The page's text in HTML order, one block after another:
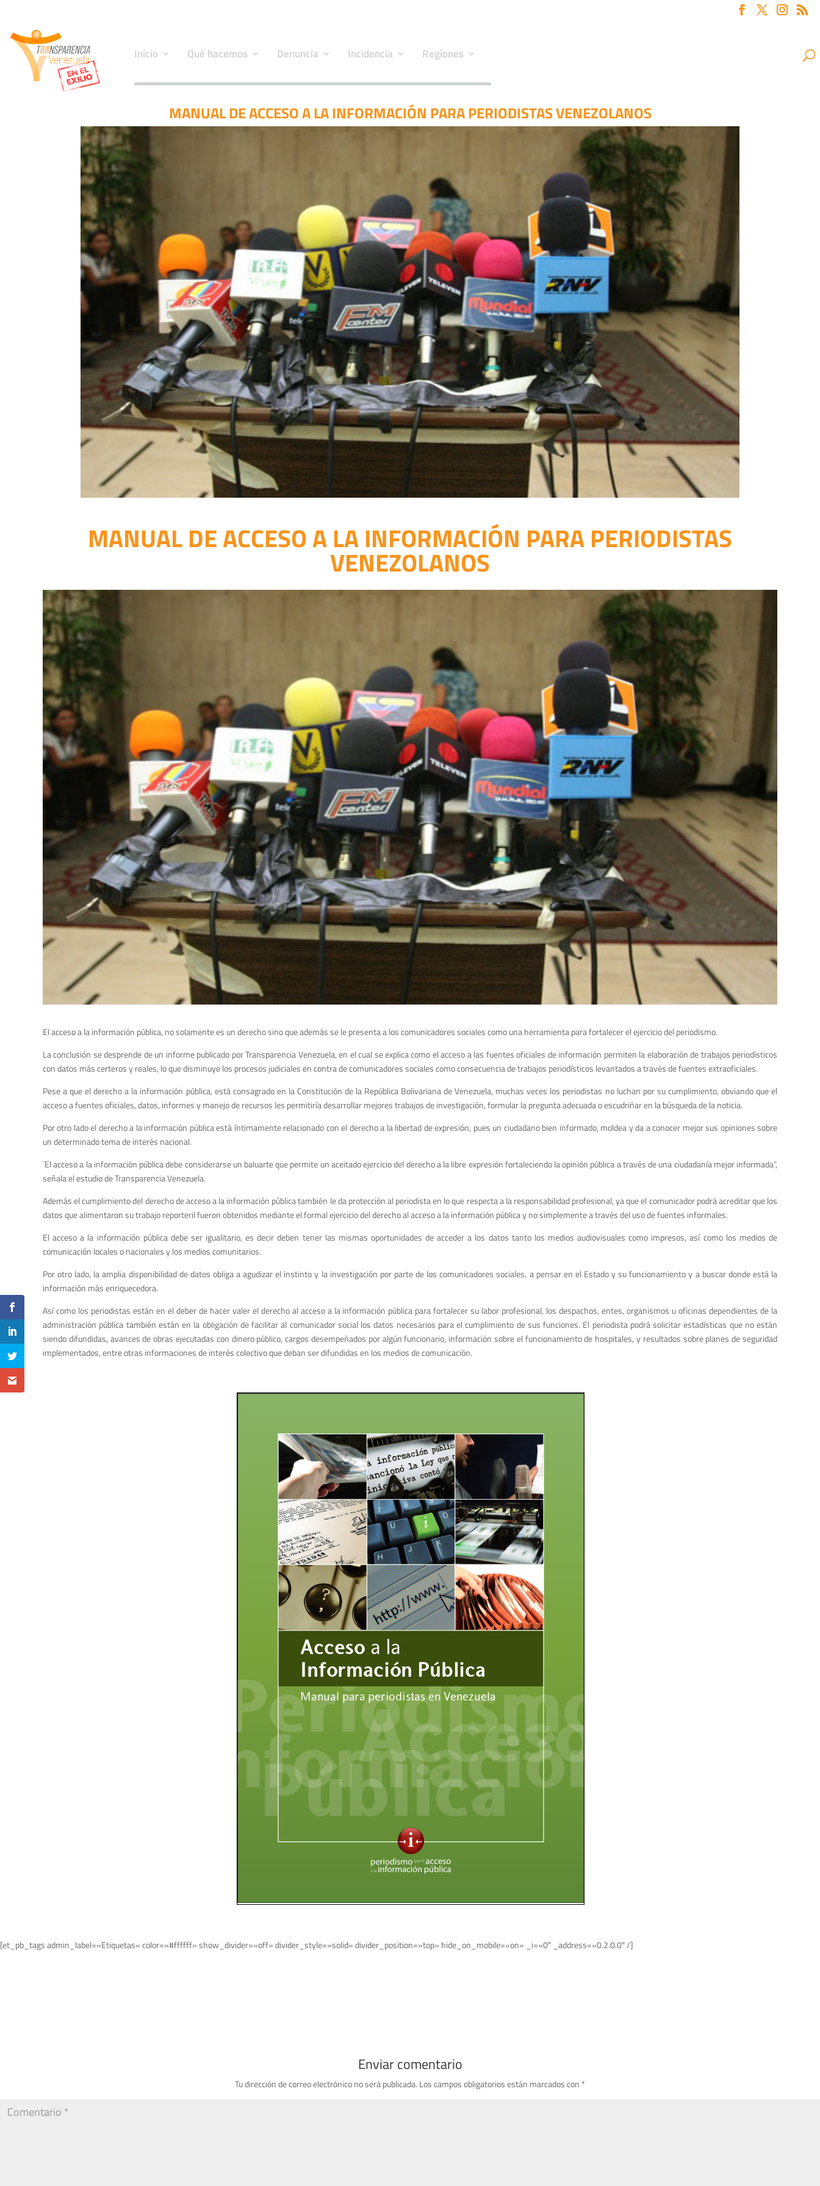
Inicio Qué hacemos Denuncia Incidencia Regiones
MANUAL DE ACCESO A LA INFORMACIÓN PARA PERIODISTAS VENEZOLANOS
MANUAL DE ACCESO A LA INFORMACIÓN PARA PERIODISTAS
VENEZOLANOS
El acceso a la información pública, no solamente es un derecho sino que además se le presenta a los comunicadores sociales como una herramienta para fortalecer el ejercicio del periodismo.
La conclusión se desprende de un informe publicado por Transparencia Venezuela, en el cual se explica como el acceso a las fuentes oficiales de información permiten la elaboración de trabajos periodísticos
con datos más certeros y reales, lo que disminuye los procesos judiciales en contra de comunicadores sociales como consecuencia de trabajos periodísticos levantados a través de fuentes extraoficiales.
Pese a que el derecho a la información pública, está consagrado en la Constitución de la República Bolivariana de Venezuela, muchas veces los periodistas no luchan por su cumplimiento, obviando que el
acceso a fuentes oficiales, datos, informes y manejo de recursos les permitiría desarrollar mejores trabajos de investigación, formular la pregunta adecuada o escudriñar en la búsqueda de la noticia.
Por otro lado el derecho a la información pública está íntimamente relacionado con el derecho a la libertad de expresión, pues un ciudadano bien informado, moldea y da a conocer mejor sus opiniones sobre
un determinado tema de interés nacional.
¨El acceso a la información pública debe considerarse un baluarte que permite un aceitado ejercicio del derecho a la libre expresión fortaleciendo la opinión pública a través de una ciudadanía mejor informada”,
señala el estudio de Transparencia Venezuela.
Además el cumplimiento del derecho de acceso a la información pública también le da protección al periodista en lo que respecta a la responsabilidad profesional, ya que el comunicador podrá acreditar que los
datos que alimentaron su trabajo reporteril fueron obtenidos mediante el formal ejercicio del derecho al acceso a la información pública y no simplemente a través del uso de fuentes informales.
El acceso a la información pública debe ser igualitario, es decir deben tener las mismas oportunidades de acceder a los datos tanto los medios audiovisuales como impresos, así como los medios de
comunicación locales o nacionales y los medios comunitarios.
Por otro lado, la amplia disponibilidad de datos obliga a agudizar el instinto y la investigación por parte de los comunicadores sociales, a pensar en el Estado y su funcionamiento y a buscar donde está la
información más enriquecedora.
Así como los periodistas están en el deber de hacer valer el derecho al acceso a la información pública para fortalecer su labor profesional, los despachos, entes, organismos u oficinas dependientes de la
administración pública también están en la obligación de facilitar al comunicador social los datos necesarios para el cumplimiento de sus funciones. El periodista podrá solicitar estadísticas que no están
siendo difundidas, avances de obras ejecutadas con dinero público, cargos desempeñados por algún funcionario, información sobre el funcionamiento de hospitales, y resultados sobre planes de seguridad
implementados, entre otras informaciones de interés colectivo que deban ser difundidas en los medios de comunicación.
[et_pb_tags admin_label=»Etiquetas» color=»#ffffff» show_divider=»off» divider_style=»solid» divider_position=»top» hide_on_mobile=»on» _i=»0″ _address=»0.2.0.0″ /]
Enviar comentario
Tu dirección de correo electrónico no será publicada. Los campos obligatorios están marcados con *